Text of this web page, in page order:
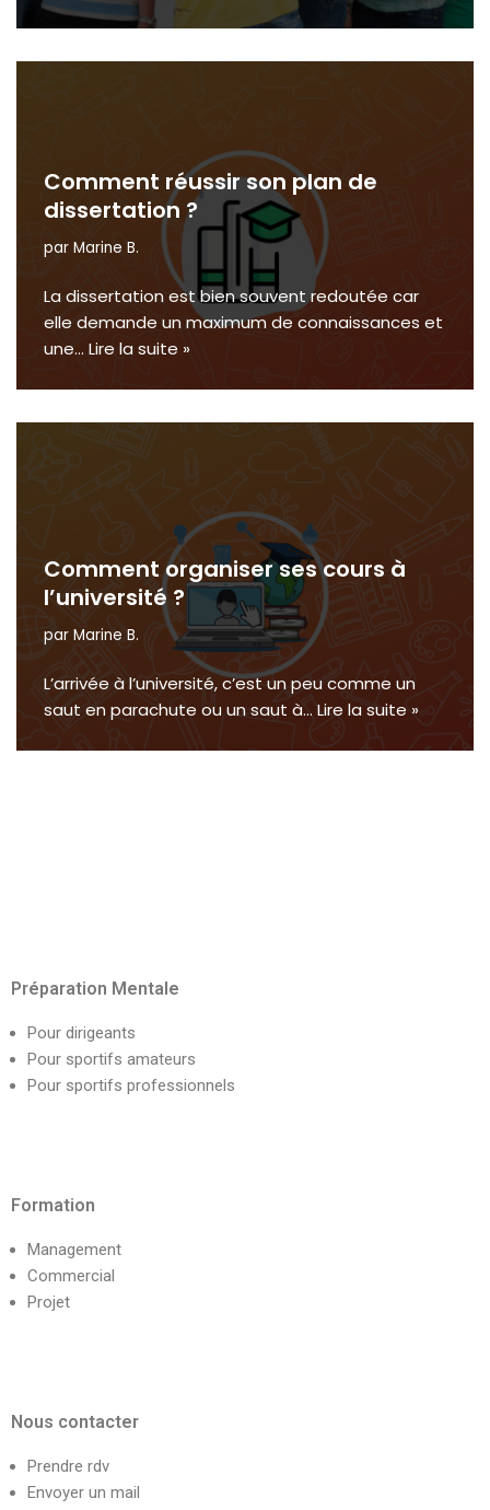
Comment réussir son plan de
dissertation ?
par Marine B.
La dissertation est bien souvent redoutée car
elle demande un maximum de connaissances et
une… Lire la suite »
Comment organiser ses cours à
l’université ?
par Marine B.
L’arrivée à l’université, c’est un peu comme un
saut en parachute ou un saut à… Lire la suite »
Préparation Mentale
Pour dirigeants
Pour sportifs amateurs
Pour sportifs professionnels
Formation
Management
Commercial
Projet
Nous contacter
Prendre rdv
Envoyer un mail